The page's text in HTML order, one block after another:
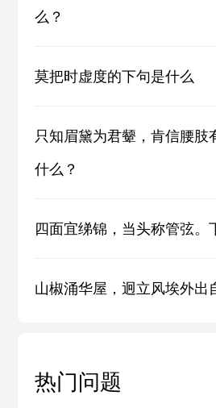
么？
莫把时虚度的下句是什么
只知眉黛为君颦，肯信腰肢
什么？
四面宜绨锦，当头称管弦。
山椒涌华屋，迥立风埃外出
热门问题